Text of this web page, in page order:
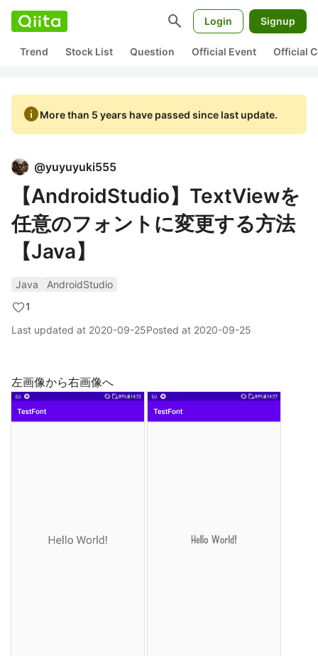
search Login Signup
Trend Stock List Question Official Event Official
infoMore than 5 years have passed since last update.
@yuyuyuki555
【AndroidStudio】TextViewを
任意のフォントに変更する方法
【Java】
Java
AndroidStudio
1
Last updated at 2020-09-25Posted at 2020-09-25
左画像から右画像へ